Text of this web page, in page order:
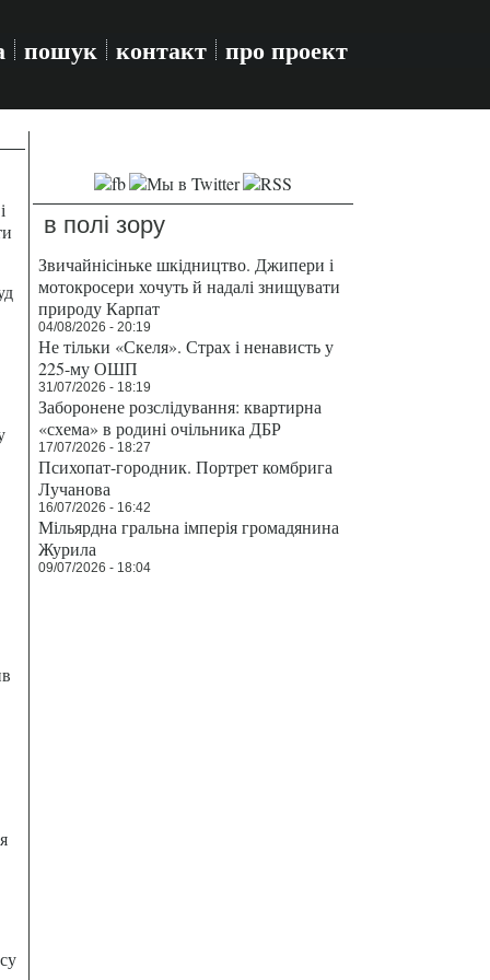
пошук контакт про проект
в полі зору
Звичайнісіньке шкідництво. Джипери і
мотокросери хочуть й надалі знищувати
природу Карпат
04/08/2026 - 20:19
Не тільки «Скеля». Страх і ненависть у
225-му ОШП
31/07/2026 - 18:19
Заборонене розслідування: квартирна
«схема» в родині очільника ДБР
17/07/2026 - 18:27
Психопат-городник. Портрет комбрига
Лучанова
16/07/2026 - 16:42
Мільярдна гральна імперія громадянина
Журила
09/07/2026 - 18:04